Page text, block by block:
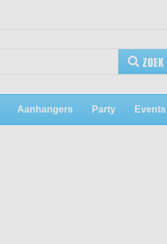
ZOEK
Aanhangers Party Events